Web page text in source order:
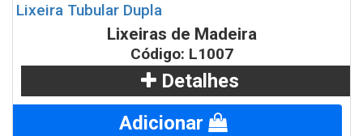
Lixeira Tubular Dupla
Lixeiras de Madeira
Código: L1007
Detalhes
Adicionar